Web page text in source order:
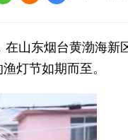
在山东烟台黄渤海新
灯节如期而至。